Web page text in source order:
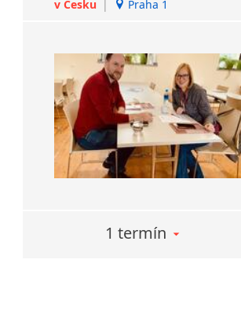
v Česku Praha 1
1 termín